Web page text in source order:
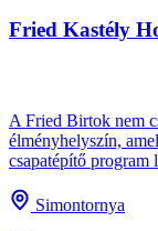
Fried Kastély
A Fried Birtok nem
élményhelyszín,
csapatépítő program
Simontornya